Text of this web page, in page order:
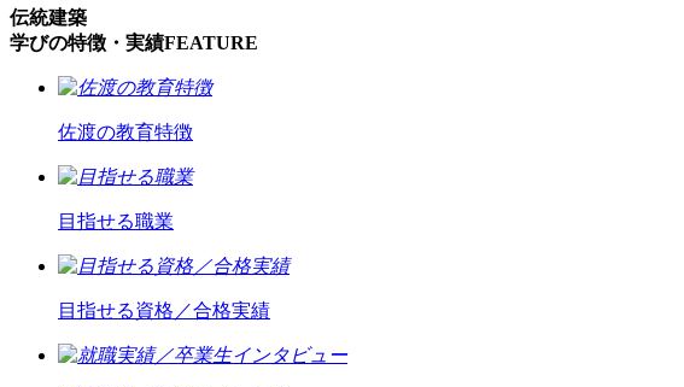
伝統建築
学びの特徴・実績FEATURE
佐渡の教育特徴
目指せる職業
目指せる資格／合格実績